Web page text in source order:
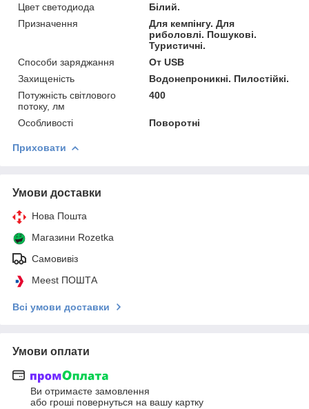
Цвет светодиода
Білий.
Призначення
Для кемпінгу. Для
риболовлі. Пошукові.
Туристичні.
Cпособи заряджання
От USB
Захищеність
Водонепроникні. Пилостійкі.
Потужність світлового
потоку, лм
400
Особливості Поворотні
Приховати
Умови доставки
Нова Пошта
Магазини Rozetka
Самовивіз
Meest ПОШТА
Всі умови доставки
Умови оплати
Ви отримаєте замовлення
або гроші повернуться на вашу картку